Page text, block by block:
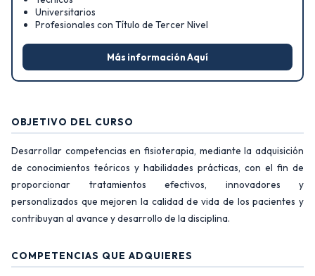
Universitarios
Profesionales con Título de Tercer Nivel
Más información Aquí
OBJETIVO DEL CURSO
Desarrollar competencias en fisioterapia, mediante la adquisición
de conocimientos teóricos y habilidades prácticas, con el fin de
proporcionar tratamientos efectivos, innovadores y
personalizados que mejoren la calidad de vida de los pacientes y
contribuyan al avance y desarrollo de la disciplina.
COMPETENCIAS QUE ADQUIERES